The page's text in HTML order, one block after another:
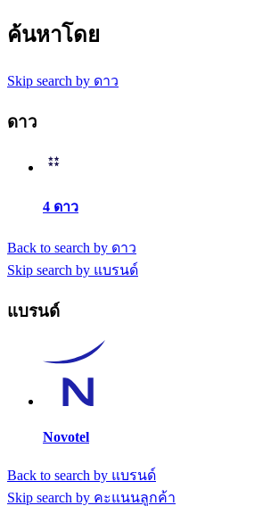
ค้นหาโดย
Skip search by ดาว
ดาว
4 ดาว
Back to search by ดาว
Skip search by แบรนด์
แบรนด์
Novotel
Back to search by แบรนด์
Skip search by คะแนนลูกค้า